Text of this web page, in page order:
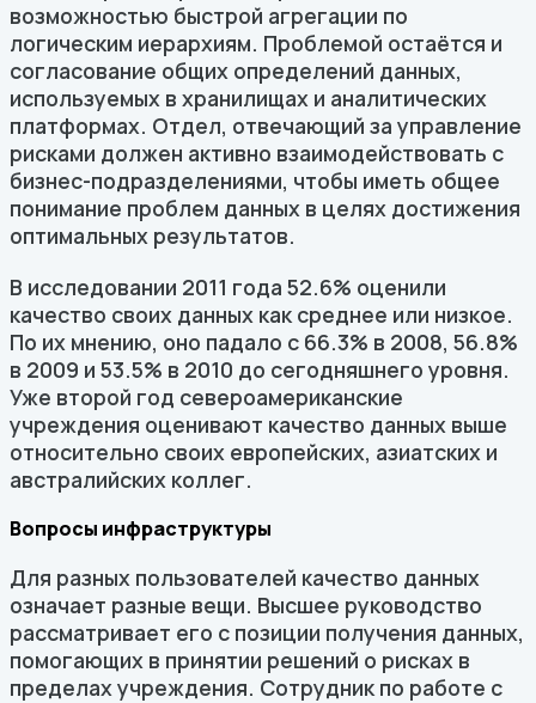
возможностью быстрой агрегации по
логическим иерархиям. Проблемой остаётся и
согласование общих определений данных,
используемых в хранилищах и аналитических
платформах. Отдел, отвечающий за управление
рисками должен активно взаимодействовать с
бизнес-подразделениями, чтобы иметь общее
понимание проблем данных в целях достижения
оптимальных результатов.
В исследовании 2011 года 52.6% оценили
качество своих данных как среднее или низкое.
По их мнению, оно падало с 66.3% в 2008, 56.8%
в 2009 и 53.5% в 2010 до сегодняшнего уровня.
Уже второй год североамериканские
учреждения оценивают качество данных выше
относительно своих европейских, азиатских и
австралийских коллег.
Вопросы инфраструктуры
Для разных пользователей качество данных
означает разные вещи. Высшее руководство
рассматривает его с позиции получения данных,
помогающих в принятии решений о рисках в
пределах учреждения. Сотрудник по работе с